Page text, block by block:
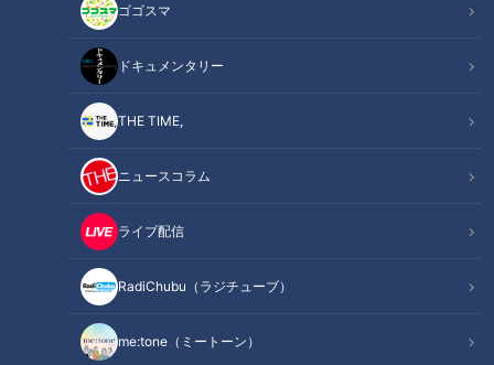
ゴゴスマ
ドキュメンタリー
THE TIME,
ニュースコラム
ライブ配信
RadiChubu（ラジチューブ）
me:tone（ミートーン）
ミ」の作り方【キユーピー３分
クッキング】
東海エリア初上陸のお店が続々!
リニューアルでマルシェに生ま
れ変わった『大名古屋ビルヂン
うどんの下に“とろろごは
ん”！？豊橋でしか食べられない
「豊橋カレーうどん」の特徴と
は？市民100人が選ぶ「シン・3